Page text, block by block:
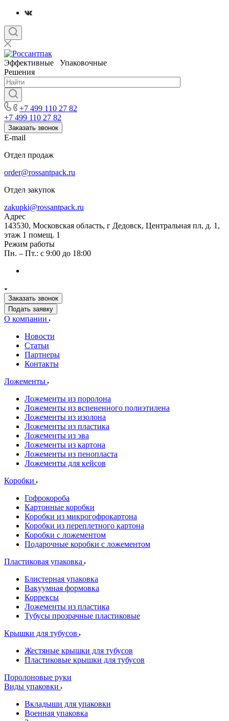
Эффективные Упаковочные
Решения
+7 499 110 27 82
+7 499 110 27 82
Заказать звонок
E-mail
Отдел продаж
order@rossantpack.ru
Отдел закупок
zakupki@rossantpack.ru
Адрес
143530, Московская область, г Дедовск, Центральная пл, д. 1,
этаж 1 помещ. 1
Режим работы
Пн. – Пт.: с 9:00 до 18:00
Заказать звонок
Подать заявку
О компании
Новости
Статьи
Партнеры
Контакты
Ложементы
Ложементы из поролона
Ложементы из вспененного полиэтилена
Ложементы из изолона
Ложементы из пластика
Ложементы из эва
Ложементы из картона
Ложементы из пенопласта
Ложементы для кейсов
Коробки
Гофрокороба
Картонные коробки
Коробки из микрогофрокартона
Коробки из переплетного картона
Коробки с ложементом
Подарочные коробки с ложементом
Пластиковая упаковка
Блистерная упаковка
Вакуумная формовка
Коррексы
Ложементы из пластика
Тубусы прозрачные пластиковые
Крышки для тубусов
Жестяные крышки для тубусов
Пластиковые крышки для тубусов
Поролоновые руки
Виды упаковки
Вкладыши для упаковки
Военная упаковка